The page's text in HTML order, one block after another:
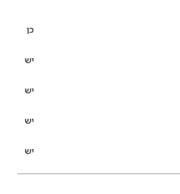
כן
יש
יש
יש
יש